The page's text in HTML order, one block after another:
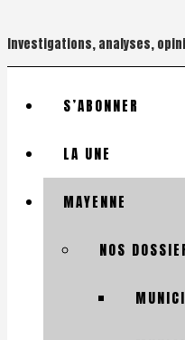
Investigations, analyses,
S’ABONNER
LA UNE
MAYENNE
NOS